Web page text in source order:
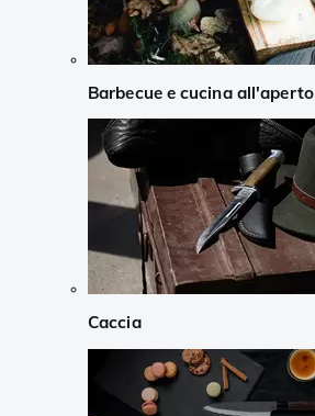
Barbecue e cucina all'aperto
Caccia